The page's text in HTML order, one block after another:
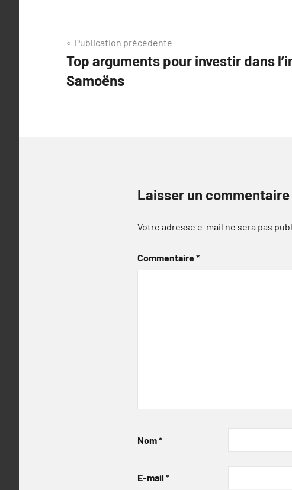
Navigation
de
l’article
Publication précédente
Top arguments pour investir dans
Samoëns
Laisser un commentaire
Votre adresse e-mail ne sera pas
Commentaire*
Nom*
E-mail *